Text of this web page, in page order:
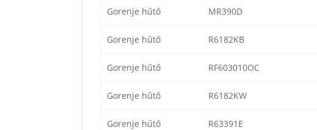
Gorenje hűtő MR390D
Gorenje hűtő R6182KB
Gorenje hűtő RF603010OC
Gorenje hűtő R6182KW
Gorenje hűtő R63391E